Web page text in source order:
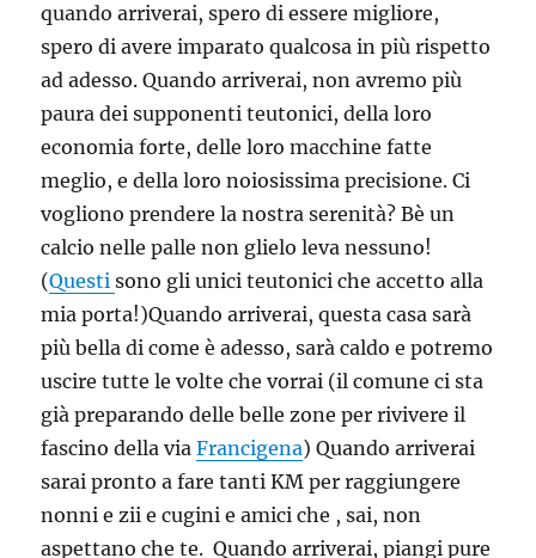
quando arriverai, spero di essere migliore,
spero di avere imparato qualcosa in più rispetto
ad adesso. Quando arriverai, non avremo più
paura dei supponenti teutonici, della loro
economia forte, delle loro macchine fatte
meglio, e della loro noiosissima precisione. Ci
vogliono prendere la nostra serenità? Bè un
calcio nelle palle non glielo leva nessuno!
(Questisono gli unici teutonici che accetto alla
mia porta!)Quando arriverai, questa casa sarà
più bella di come è adesso, sarà caldo e potremo
uscire tutte le volte che vorrai (il comune ci sta
già preparando delle belle zone per rivivere il
fascino della viaFrancigena) Quando arriverai
sarai pronto a fare tanti KM per raggiungere
nonni e zii e cugini e amici che , sai, non
aspettano che te. Quando arriverai, piangi pure